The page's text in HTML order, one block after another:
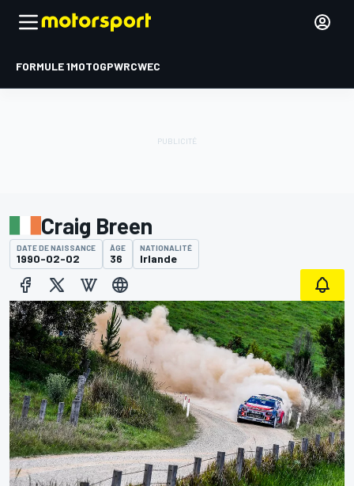
FORMULE 1MOTOGPWRCWEC
Craig Breen
DATE DE NAISSANCE
1990-02-02
ÂGE
36
NATIONALITÉ
Irlande